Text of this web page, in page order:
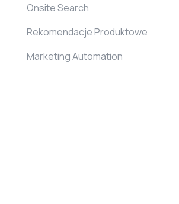
Onsite Search
Rekomendacje Produktowe
Marketing Automation